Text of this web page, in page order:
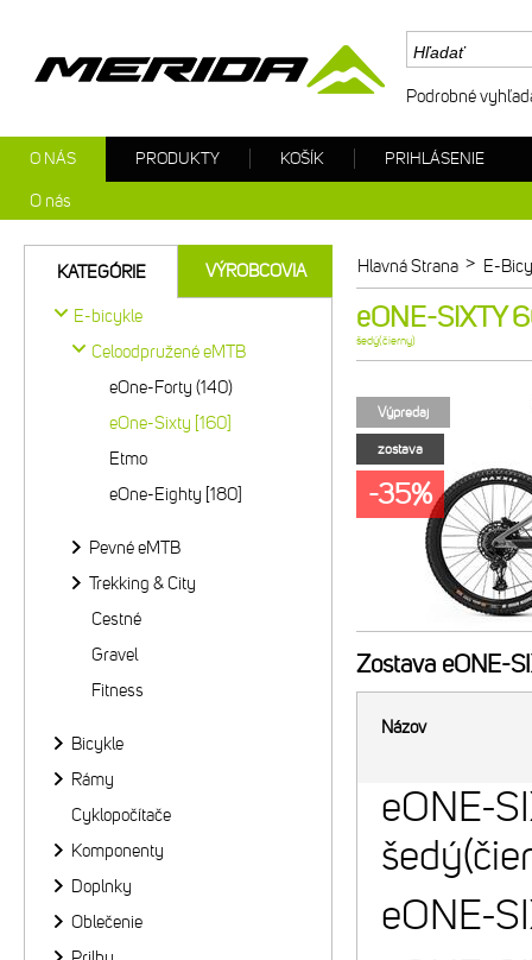
Hlavná Strana > E-
eONE-SIXTY
šedý(čierny)
Výpredaj
zostava
-35%
Zostava eONE-
Názov
eONE-
eONE-
KATEGÓRIE VÝROBCOVIA
E-bicykle
Celoodpružené eMTB
eOne-Forty (140)
eOne-Sixty [160]
Etmo
eOne-Eighty [180]
Pevné eMTB
Trekking & City
Cestné
Gravel
Fitness
Bicykle
Rámy
Cyklopočítače
Komponenty
Doplnky
Oblečenie
Podrobné
O NÁS
O nás
PRODUKTY KOŠÍK PRIHLÁSENIE